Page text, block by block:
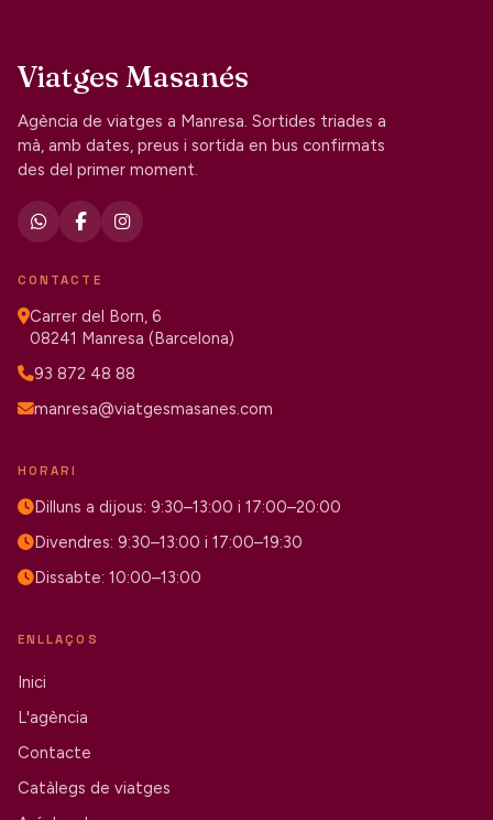
Viatges Masanés
Agència de viatges a Manresa. Sortides triades a
mà, amb dates, preus i sortida en bus confirmats
des del primer moment.
CONTACTE
Carrer del Born, 6
08241 Manresa (Barcelona)
93 872 48 88
manresa@viatgesmasanes.com
HORARI
Dilluns a dijous: 9:30–13:00 i 17:00–20:00
Divendres: 9:30–13:00 i 17:00–19:30
Dissabte: 10:00–13:00
ENLLAÇOS
Inici
L'agència
Contacte
Catàlegs de viatges